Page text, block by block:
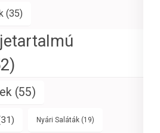
(35)
(55)
Nyári Saláták (19)